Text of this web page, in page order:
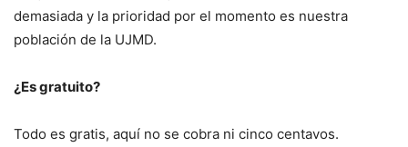
demasiada y la prioridad por el momento es nuestra
población de la UJMD.
¿Es gratuito?
Todo es gratis, aquí no se cobra ni cinco centavos.